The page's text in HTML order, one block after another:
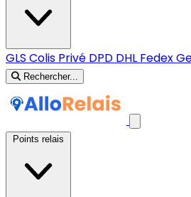
GLS Colis Privé DPD DHL Fedex
Rechercher...